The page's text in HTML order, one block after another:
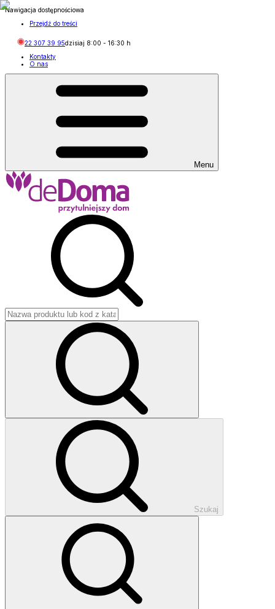
Nawigacja dostępnościowa
Przejdź do treści
22 307 39 95dzisiaj 8:00 - 16:30 h
Kontakty
O nas
Menu
Szukaj